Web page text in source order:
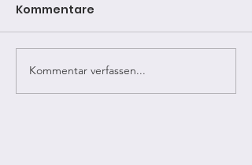
Bildervortrag: Ein Tor
durch die Zeit
Kommentare
Kommentar verfassen...